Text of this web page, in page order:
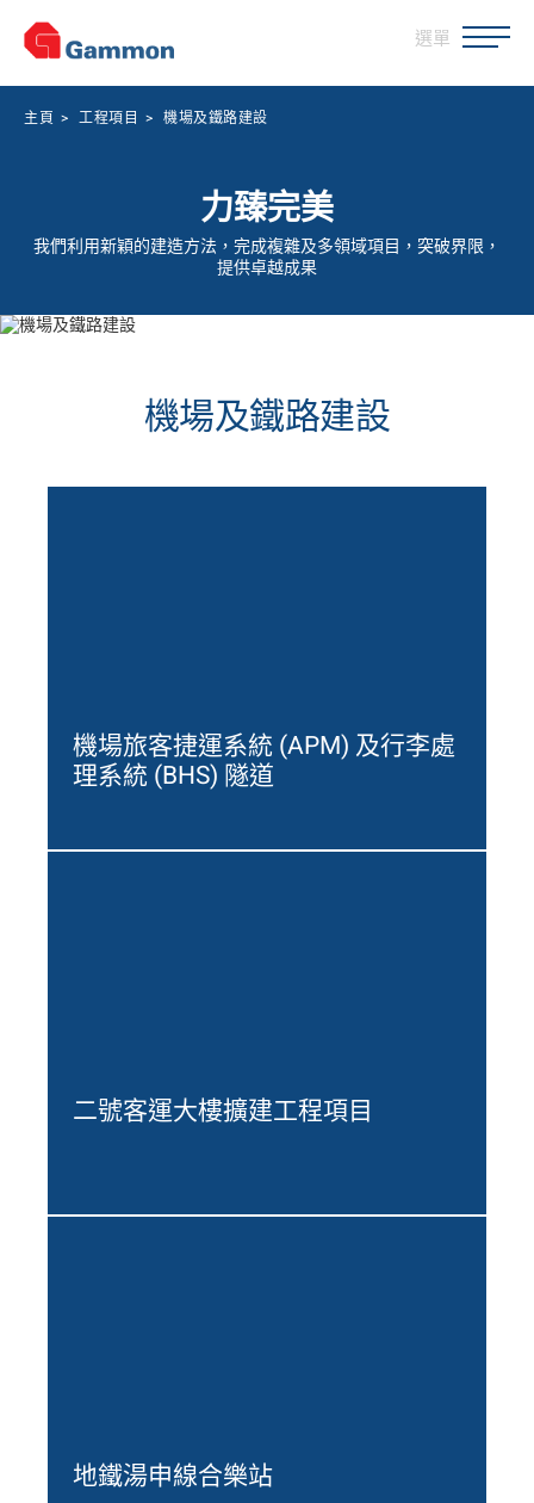
選單
主頁 > 工程項目 > 機場及鐵路建設
力臻完美
我們利用新穎的建造方法，完成複雜及多領域項目，突破界限，
提供卓越成果
機場及鐵路建設
機場旅客捷運系統 (APM) 及行李處
理系統 (BHS) 隧道
二號客運大樓擴建工程項目
地鐵湯申線合樂站